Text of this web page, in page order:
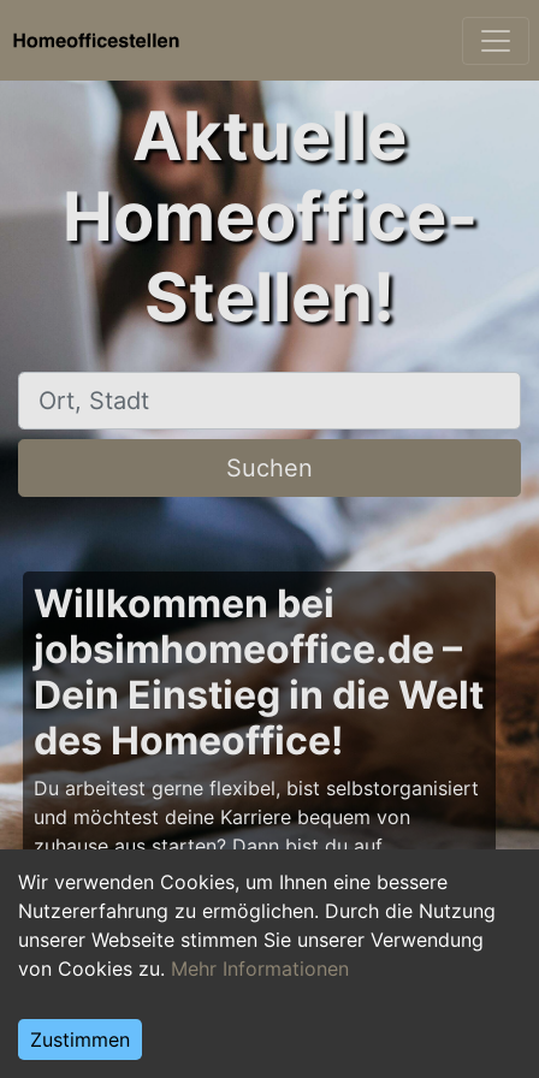
Wir verwenden Cookies, um Ihnen eine bessere
Nutzererfahrung zu ermöglichen. Durch die Nutzung
unserer Webseite stimmen Sie unserer Verwendung
von Cookies zu. Mehr Informationen
Zustimmen
Aktuelle
Homeoffice-
Stellen!
Ort, Stadt
Suchen
Willkommen bei
jobsimhomeoffice.de –
Dein Einstieg in die Welt
des Homeoffice!
Du arbeitest gerne flexibel, bist selbstorganisiert
und möchtest deine Karriere bequem von
zuhause aus starten? Dann bist du auf
jobsimhomeoffice.de genau richtig! Hier findest
du zahlreiche Ausbildungsplätze, Praktika und
Jobs, die komplett oder teilweise im Homeoffice
erledigt werden können – von IT über Marketing
Starte deine Karriere im Homeoffice und gestalte
deinen Arbeitsalltag nach deinen Vorstellungen!